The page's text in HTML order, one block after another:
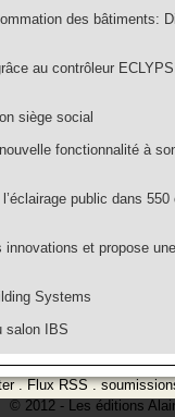
des bâtiments:
au contrôleur
siège social
fonctionnalité à
public dans
et propose
Systems
salon IBS
.Flux RSS.
© 2012 - Les éditions